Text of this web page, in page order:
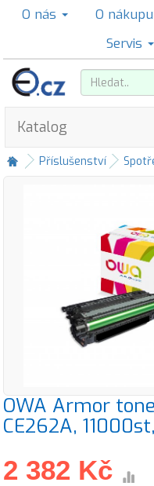
O nás O nákupu
Servis
Katalog
Příslušenství
OWA Armor
CE262A,
2 382 Kč